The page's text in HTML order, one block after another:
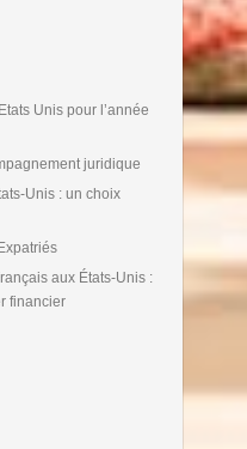
Unis pour l’année
juridique
Unis : un choix
aux États-Unis :
financier